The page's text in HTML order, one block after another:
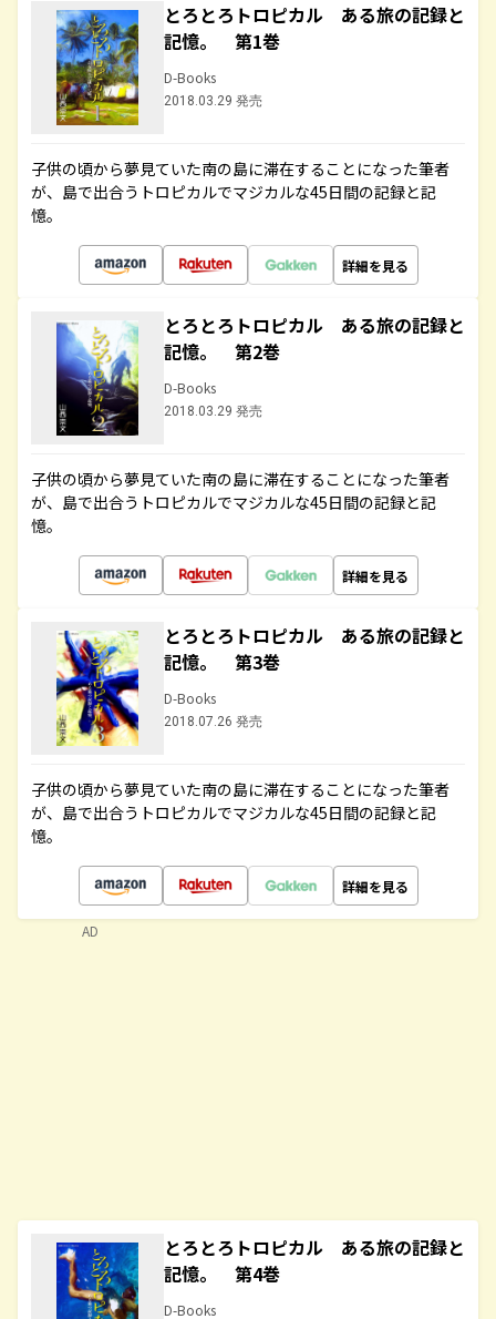
とろとろトロピカル ある旅の記録と
記憶。 第1巻
D-Books
2018.03.29 発売
子供の頃から夢見ていた南の島に滞在することになった筆者
が、島で出合うトロピカルでマジカルな45日間の記録と記
憶。
詳細を見る
とろとろトロピカル ある旅の記録と
記憶。 第2巻
D-Books
2018.03.29 発売
子供の頃から夢見ていた南の島に滞在することになった筆者
が、島で出合うトロピカルでマジカルな45日間の記録と記
憶。
詳細を見る
とろとろトロピカル ある旅の記録と
記憶。 第3巻
D-Books
2018.07.26 発売
子供の頃から夢見ていた南の島に滞在することになった筆者
が、島で出合うトロピカルでマジカルな45日間の記録と記
憶。
詳細を見る
とろとろトロピカル ある旅の記録と
記憶。 第4巻
D-Books
AD